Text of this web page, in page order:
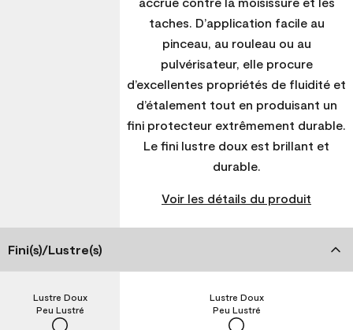
taches. D’application facile au
pinceau, au rouleau ou au
pulvérisateur, elle procure
d’excellentes propriétés de fluidité et
d’étalement tout en produisant un
fini protecteur extrêmement durable.
Le fini lustre doux est brillant et
durable.
Voir les détails du produit
Fini(s)/Lustre(s)
Peu Lustré
Lustre Doux
Peu Lustré
Lustre Doux